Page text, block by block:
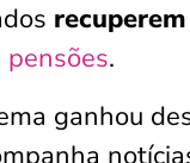
pensões.
ganhou